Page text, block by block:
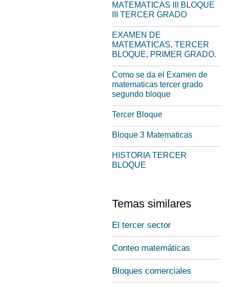
MATEMATICAS III BLOQUE
III TERCER GRADO
EXAMEN DE
MATEMATICAS, TERCER
BLOQUE, PRIMER GRADO.
Como se da el Examen de
matematicas tercer grado
segundo bloque
Tercer Bloque
Bloque 3 Matematicas
HISTORIA TERCER
BLOQUE
Temas similares
El tercer sector
Conteo matemáticas
Bloques comerciales